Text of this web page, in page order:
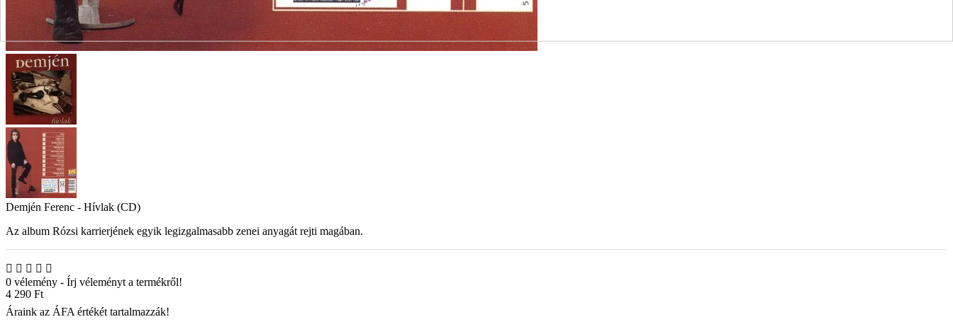
Demjén Ferenc - Hívlak (CD)
Az album Rózsi karrierjének egyik legizgalmasabb zenei anyagát rejti magában.
0 vélemény - Írj véleményt a termékről!
4 290 Ft
Áraink az ÁFA értékét tartalmazzák!